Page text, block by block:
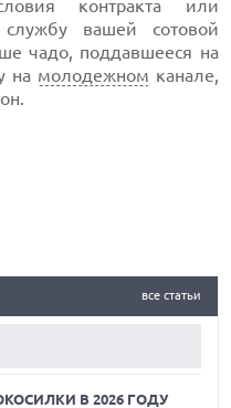
контракта или
службу вашей сотовой
чадо, поддавшееся на
на молодежном канале,
все статьи
2026 ГОДУ
В 2026 ГОДУ